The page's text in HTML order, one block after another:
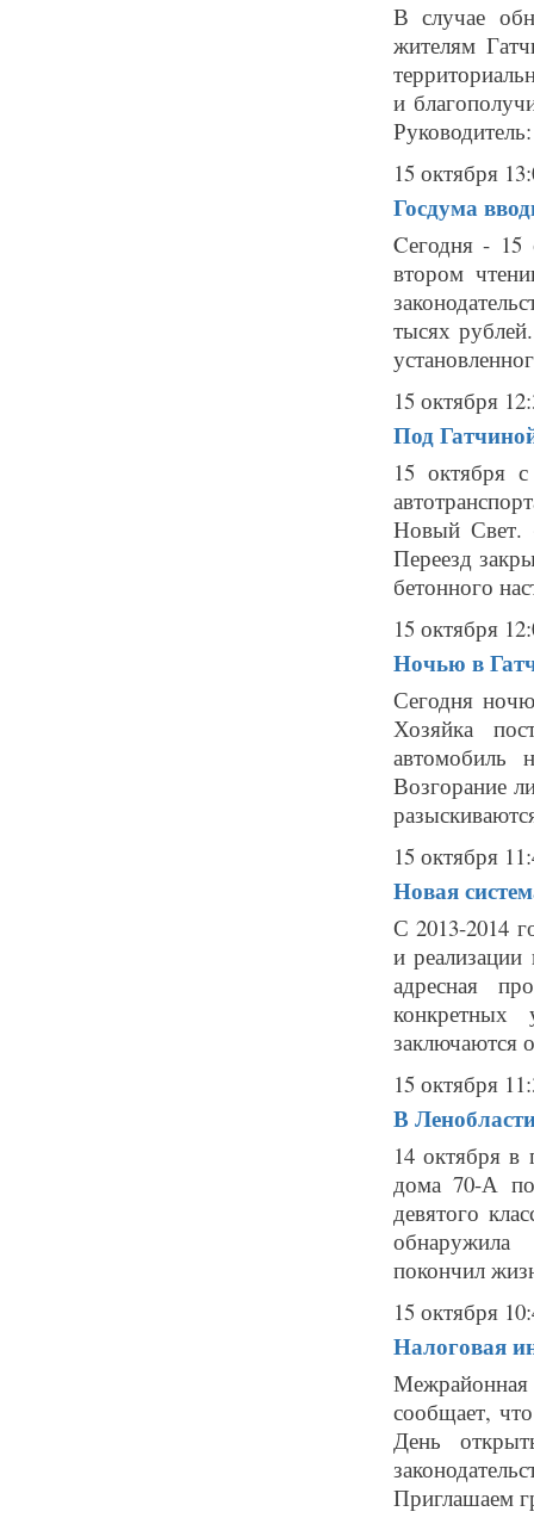
В случае
жителям
и
15 октября
Госдума
Cегодня - 15
втором
тысях
15 октября
Под
15 октября
Новый Свет.
Переезд
бетонного
15 октября
Ночью в
Сегодня
Хозяйка
автомобиль
Возгорание
15 октября
Новая
С 2013-2014
и
адресная
конкретных
заключаются
15 октября
В
14 октября в
дома 70-А по
девятого
обнаружила
покончил
15 октября
Налоговая
сообщает,
День
Приглашаем